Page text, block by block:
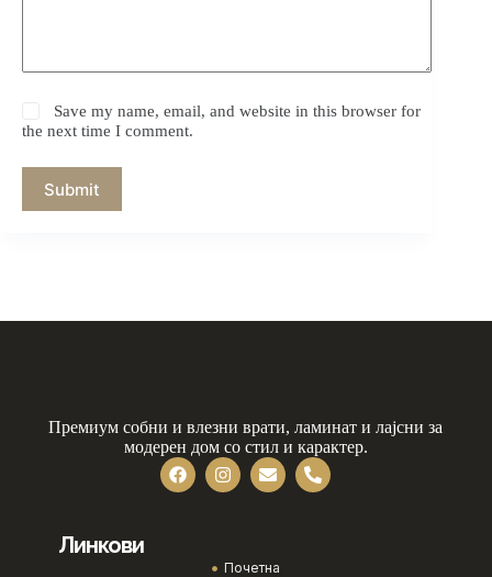
Save my name, email, and website in this browser for
the next time I comment.
Submit
Премиум собни и влезни врати, ламинат и лајсни за
модерен дом со стил и карактер.
Линкови
Почетна